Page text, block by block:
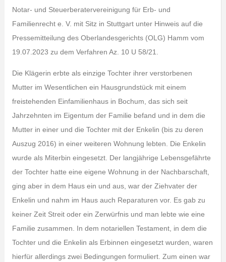
Notar- und Steuerberatervereinigung für Erb- und
Familienrecht e. V. mit Sitz in Stuttgart unter Hinweis auf die
Pressemitteilung des Oberlandesgerichts (OLG) Hamm vom
19.07.2023 zu dem Verfahren Az. 10 U 58/21.
Die Klägerin erbte als einzige Tochter ihrer verstorbenen
Mutter im Wesentlichen ein Hausgrundstück mit einem
freistehenden Einfamilienhaus in Bochum, das sich seit
Jahrzehnten im Eigentum der Familie befand und in dem die
Mutter in einer und die Tochter mit der Enkelin (bis zu deren
Auszug 2016) in einer weiteren Wohnung lebten. Die Enkelin
wurde als Miterbin eingesetzt. Der langjährige Lebensgefährte
der Tochter hatte eine eigene Wohnung in der Nachbarschaft,
ging aber in dem Haus ein und aus, war der Ziehvater der
Enkelin und nahm im Haus auch Reparaturen vor. Es gab zu
keiner Zeit Streit oder ein Zerwürfnis und man lebte wie eine
Familie zusammen. In dem notariellen Testament, in dem die
Tochter und die Enkelin als Erbinnen eingesetzt wurden, waren
hierfür allerdings zwei Bedingungen formuliert. Zum einen war